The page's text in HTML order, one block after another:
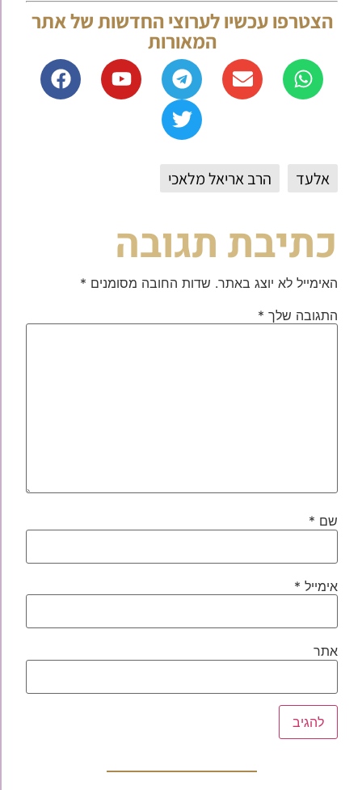
הצטרפו עכשיו לערוצי החדשות של אתר
המאורות
אלעד הרב אריאל מלאכי
כתיבת תגובה
האימייל לא יוצג באתר. שדות החובה מסומנים *
התגובה שלך *
שם *
אימייל *
אתר